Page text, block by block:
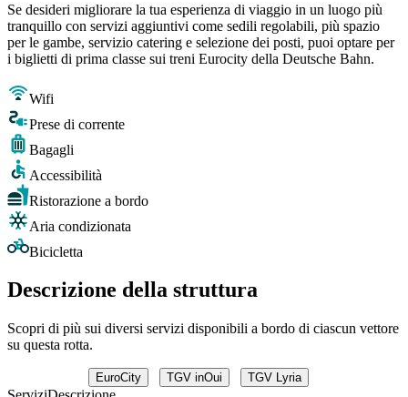
Se desideri migliorare la tua esperienza di viaggio in un luogo più
tranquillo con servizi aggiuntivi come sedili regolabili, più spazio
per le gambe, servizio catering e selezione dei posti, puoi optare per
i biglietti di prima classe sui treni Eurocity della Deutsche Bahn.
Wifi
Prese di corrente
Bagagli
Accessibilità
Ristorazione a bordo
Aria condizionata
Bicicletta
Descrizione della struttura
Scopri di più sui diversi servizi disponibili a bordo di ciascun vettore
su questa rotta.
EuroCity TGV inOui TGV Lyria